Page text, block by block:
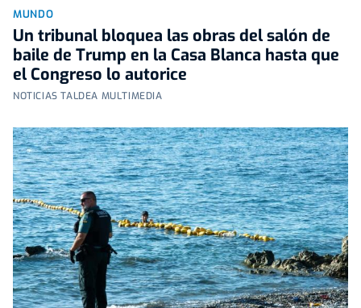
MUNDO
Un tribunal bloquea las obras del salón de
baile de Trump en la Casa Blanca hasta que
el Congreso lo autorice
NOTICIAS TALDEA MULTIMEDIA